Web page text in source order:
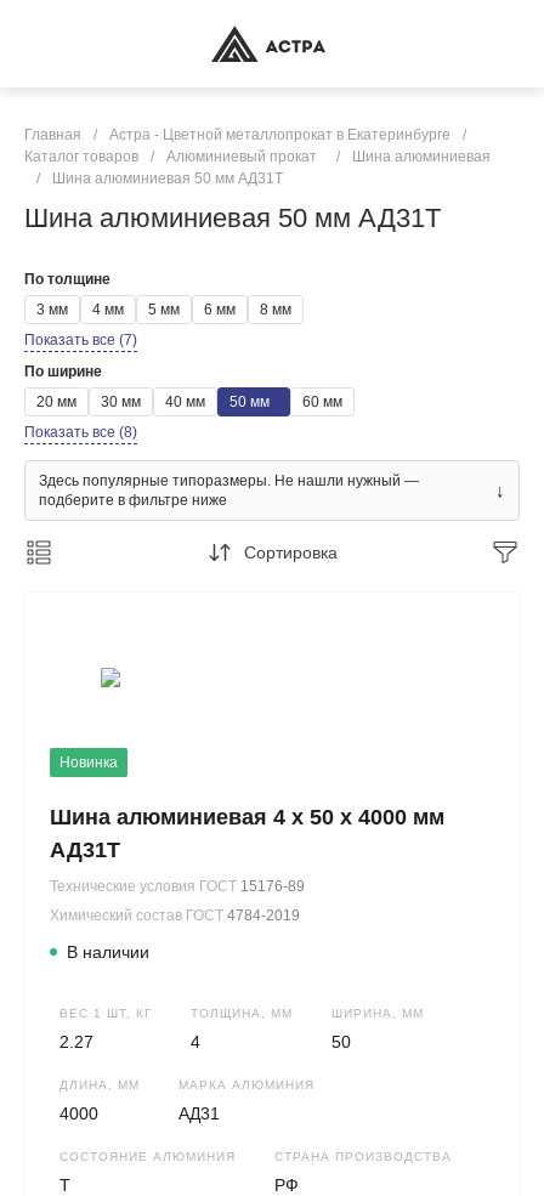
Главная / Астра - Цветной металлопрокат в Екатеринбурге
/
Каталог товаров
/ Алюминиевый прокат /
Шина алюминиевая
/
Шина алюминиевая 50 мм АД31Т
Шина алюминиевая 50 мм АД31Т
По толщине
3 мм
4 мм 5 мм 6 мм
8 мм
Показать все (7)
По ширине
20 мм
30 мм 40 мм 50 мм
60 мм
Показать все (8)
Здесь популярные типоразмеры. Не нашли нужный —
подберите в фильтре ниже
↓
Сортировка
Новинка
Шина алюминиевая 4 х 50 х 4000 мм
АД31Т
Технические условия ГОСТ 15176-89
Химический состав ГОСТ 4784-2019
В наличии
ВЕС 1 ШТ, КГ
2.27
ТОЛЩИНА, ММ
4
ШИРИНА, ММ
50
ДЛИНА, ММ
4000
МАРКА АЛЮМИНИЯ
АД31
СОСТОЯНИЕ АЛЮМИНИЯ
Т
СТРАНА ПРОИЗВОДСТВА
РФ